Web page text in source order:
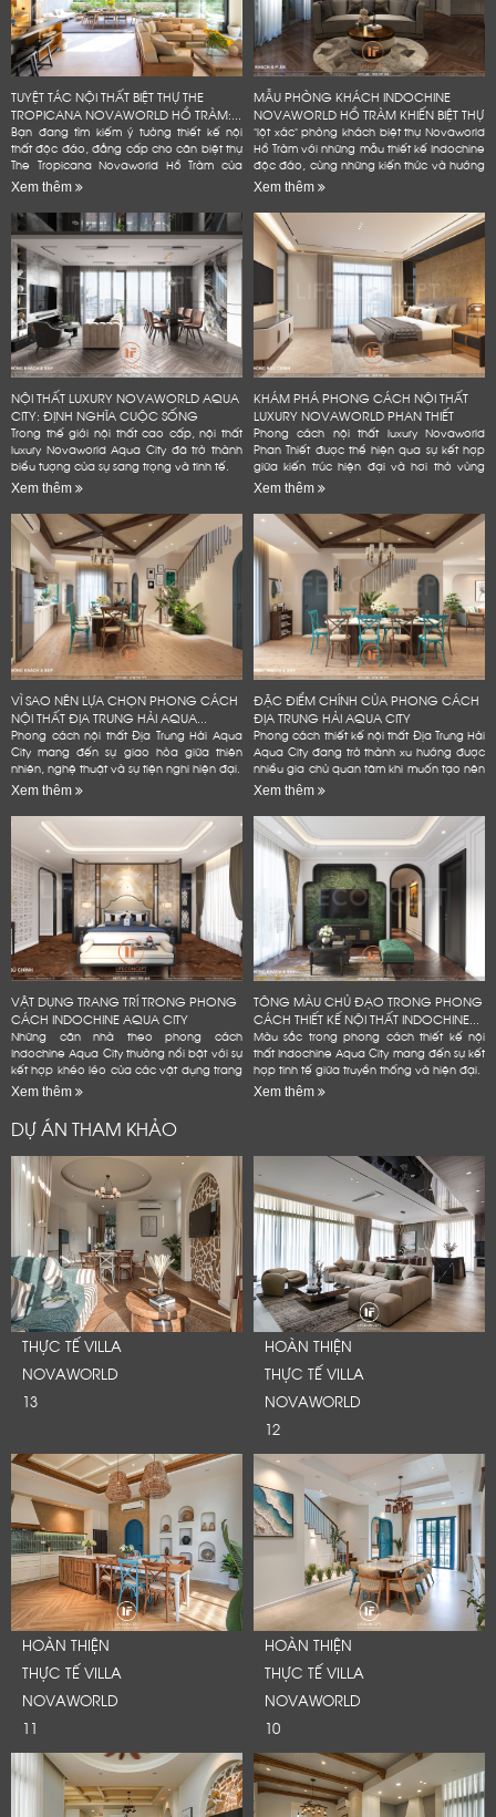
TUYỆT TÁC NỘI THẤT BIỆT THỰ THE
TROPICANA NOVAWORLD HỒ TRÀM:...
Bạn đang tìm kiếm ý tưởng thiết kế nội
thất độc đáo, đẳng cấp cho căn biệt thự
The Tropicana Novaworld Hồ Tràm của
mình? Hãy để Lifeconcept đồng hành
Xem thêm
MẪU PHÒNG KHÁCH INDOCHINE
NOVAWORLD HỒ TRÀM KHIẾN BIỆT THỰ
"lột xác" phòng khách biệt thự Novaworld
Hồ Tràm với những mẫu thiết kế Indochine
độc đáo, cùng những kiến thức và hướng
dẫn chi tiết, dễ dàng áp dụng. Bạn
Xem thêm
NỘI THẤT LUXURY NOVAWORLD AQUA
CITY: ĐỊNH NGHĨA CUỘC SỐNG
ĐẲNG...
Trong thế giới nội thất cao cấp, nội thất
luxury Novaworld Aqua City đã trở thành
biểu tượng của sự sang trọng và tinh tế.
Xem thêm
KHÁM PHÁ PHONG CÁCH NỘI THẤT
LUXURY NOVAWORLD PHAN THIẾT
Phong cách nội thất luxury Novaworld
Phan Thiết được thể hiện qua sự kết hợp
giữa kiến trúc hiện đại và hơi thở vùng
biển.
Xem thêm
VÌ SAO NÊN LỰA CHỌN PHONG CÁCH
NỘI THẤT ĐỊA TRUNG HẢI AQUA...
Phong cách nội thất Địa Trung Hải Aqua
City mang đến sự giao hòa giữa thiên
nhiên, nghệ thuật và sự tiện nghi hiện đại.
Xem thêm
ĐẶC ĐIỂM CHÍNH CỦA PHONG CÁCH
ĐỊA TRUNG HẢI AQUA CITY
Phong cách thiết kế nội thất Địa Trung Hải
Aqua City đang trở thành xu hướng được
nhiều gia chủ quan tâm khi muốn tạo nên
không gian sống đẳng cấp
Xem thêm
VẬT DỤNG TRANG TRÍ TRONG PHONG
CÁCH INDOCHINE AQUA CITY
Những căn nhà theo phong cách
Indochine Aqua City thường nổi bật với sự
kết hợp khéo léo của các vật dụng trang
trí mang đậm dấu ấn văn hóa Đông
Dương
Xem thêm
TÔNG MÀU CHỦ ĐẠO TRONG PHONG
CÁCH THIẾT KẾ NỘI THẤT INDOCHINE...
Màu sắc trong phong cách thiết kế nội
thất Indochine Aqua City mang đến sự kết
hợp tinh tế giữa truyền thống và hiện đại.
Xem thêm
DỰ ÁN THAM KHẢO
THỰC TẾ VILLA
NOVAWORLD
13
HOÀN THIỆN
THỰC TẾ VILLA
NOVAWORLD
12
HOÀN THIỆN
THỰC TẾ VILLA
NOVAWORLD
11
HOÀN THIỆN
THỰC TẾ VILLA
NOVAWORLD
10
LỜI CẢM ƠN
LIFECONCEPT